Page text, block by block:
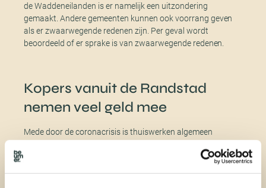
de Waddeneilanden is er namelijk een uitzondering
gemaakt. Andere gemeenten kunnen ook voorrang geven
als er zwaarwegende redenen zijn. Per geval wordt
beoordeeld of er sprake is van zwaarwegende redenen.
Kopers vanuit de Randstad
nemen veel geld mee
Mede door de coronacrisis is thuiswerken algemeen
verder van hun werkplek te wonen. Dankzij het thuiswerken